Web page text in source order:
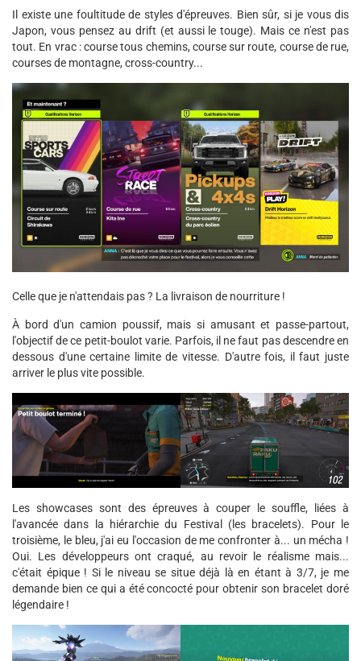
Il existe une foultitude de styles d'épreuves. Bien sûr, si je vous dis
Japon, vous pensez au drift (et aussi le touge). Mais ce n'est pas
tout. En vrac : course tous chemins, course sur route, course de rue,
courses de montagne, cross-country...
Celle que je n'attendais pas ? La livraison de nourriture !
À bord d'un camion poussif, mais si amusant et passe-partout,
l'objectif de ce petit-boulot varie. Parfois, il ne faut pas descendre en
dessous d'une certaine limite de vitesse. D'autre fois, il faut juste
arriver le plus vite possible.
Les showcases sont des épreuves à couper le souffle, liées à
l'avancée dans la hiérarchie du Festival (les bracelets). Pour le
troisième, le bleu, j'ai eu l'occasion de me confronter à... un mécha !
Oui. Les développeurs ont craqué, au revoir le réalisme mais...
c'était épique ! Si le niveau se situe déjà là en étant à 3/7, je me
demande bien ce qui a été concocté pour obtenir son bracelet doré
légendaire !